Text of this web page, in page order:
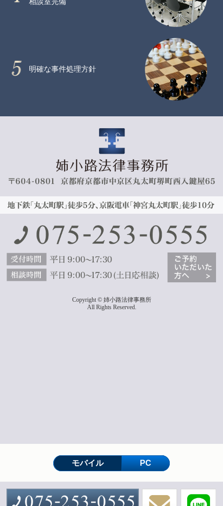
明確な事件処理方針
Copyright © 姉小路法律事務所
All Rights Reserved.
モバイル PC